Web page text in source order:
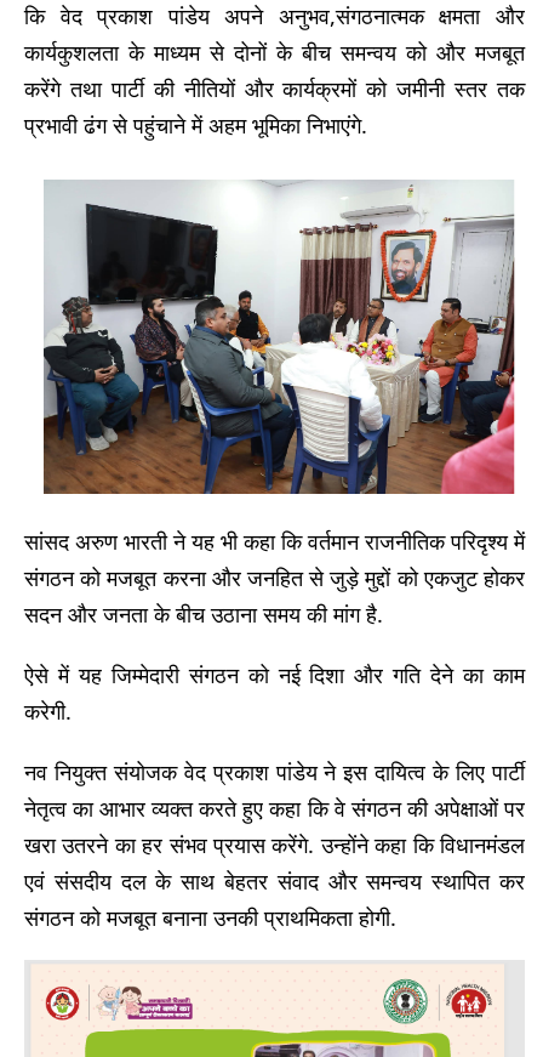
कि वेद प्रकाश पांडेय अपने अनुभव,संगठनात्मक क्षमता और
कार्यकुशलता के माध्यम से दोनों के बीच समन्वय को और मजबूत
करेंगे तथा पार्टी की नीतियों और कार्यक्रमों को जमीनी स्तर तक
प्रभावी ढंग से पहुंचाने में अहम भूमिका निभाएंगे.
सांसद अरुण भारती ने यह भी कहा कि वर्तमान राजनीतिक परिदृश्य में
संगठन को मजबूत करना और जनहित से जुड़े मुद्दों को एकजुट होकर
सदन और जनता के बीच उठाना समय की मांग है.
ऐसे में यह जिम्मेदारी संगठन को नई दिशा और गति देने का काम
करेगी.
नव नियुक्त संयोजक वेद प्रकाश पांडेय ने इस दायित्व के लिए पार्टी
नेतृत्व का आभार व्यक्त करते हुए कहा कि वे संगठन की अपेक्षाओं पर
खरा उतरने का हर संभव प्रयास करेंगे. उन्होंने कहा कि विधानमंडल
एवं संसदीय दल के साथ बेहतर संवाद और समन्वय स्थापित कर
संगठन को मजबूत बनाना उनकी प्राथमिकता होगी.